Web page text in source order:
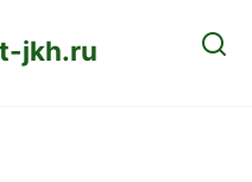
jkh.ru